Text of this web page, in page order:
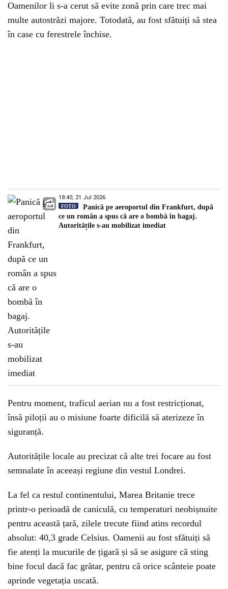
Oamenilor li s-a cerut să evite zonă prin care trec mai
multe autostrăzi majore. Totodată, au fost sfătuiți să stea
în case cu ferestrele închise.
18:40, 21 Jul 2026
FOTO
Panică pe aeroportul din Frankfurt, după
ce un român a spus că are o bombă în bagaj.
Autoritățile s-au mobilizat imediat
Pentru moment, traficul aerian nu a fost restricționat,
însă piloții au o misiune foarte dificilă să aterizeze în
siguranță.
Autoritățile locale au precizat că alte trei focare au fost
semnalate în aceeași regiune din vestul Londrei.
La fel ca restul continentului, Marea Britanie trece
printr-o perioadă de caniculă, cu temperaturi neobișnuite
pentru această țară, zilele trecute fiind atins recordul
absolut: 40,3 grade Celsius. Oamenii au fost sfătuiți să
fie atenți la mucurile de țigară și să se asigure că sting
bine focul dacă fac grătar, pentru că orice scânteie poate
aprinde vegetația uscată.